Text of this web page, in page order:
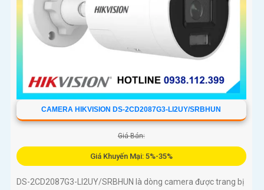
CAMERA HIKVISION DS-2CD2087G3-LI2UY/SRBHUN
Giá Bán:
Giá Khuyến Mại: 5%-35%
DS-2CD2087G3-LI2UY/SRBHUN là dòng camera được trang bị